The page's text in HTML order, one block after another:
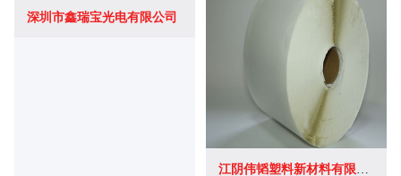
深圳市鑫瑞宝光电有限公司
江阴伟韬塑料新材料有限公司